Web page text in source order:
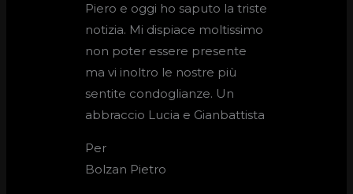
Piero e oggi ho saputo la triste
notizia. Mi dispiace moltissimo
non poter essere presente
ma vi inoltro le nostre più
sentite condoglianze. Un
abbraccio Lucia e Gianbattista
Per
Bolzan Pietro